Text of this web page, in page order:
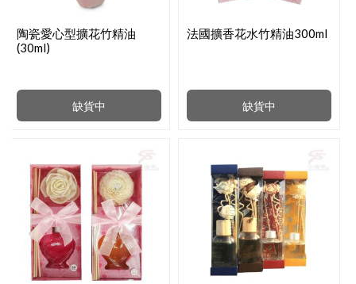
缺貨中
陶瓷愛心型擴花竹精油
(30ml)
缺貨中
法國擴香花水竹精油300ml